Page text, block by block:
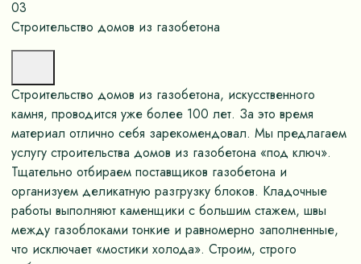
03
Строительство домов из газобетона
Строительство домов из газобетона, искусственного
камня, проводится уже более 100 лет. За это время
материал отлично себя зарекомендовал. Мы предлагаем
услугу строительства домов из газобетона «под ключ».
Тщательно отбираем поставщиков газобетона и
организуем деликатную разгрузку блоков. Кладочные
работы выполняют каменщики с большим стажем, швы
между газоблоками тонкие и равномерно заполненные,
что исключает «мостики холода». Строим, строго